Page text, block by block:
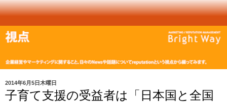
2014年6月5日木曜日
子育て支援の受益者は「日本国と全国